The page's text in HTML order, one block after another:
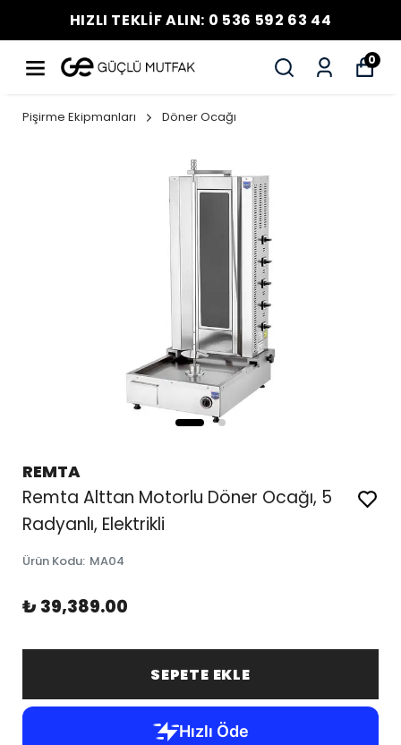
HIZLI TEKLİF ALIN: 0 536 592 63 44
0
Pişirme Ekipmanları Döner Ocağı
REMTA
Remta Alttan Motorlu Döner Ocağı, 5
Radyanlı, Elektrikli
Ürün Kodu: MA04
₺ 39,389.00
SEPETE EKLE